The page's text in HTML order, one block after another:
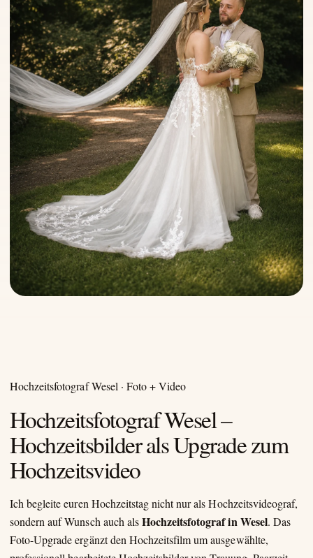
Hochzeitsfotograf Wesel · Foto + Video
Hochzeitsfotograf Wesel –
Hochzeitsbilder als Upgrade zum
Hochzeitsvideo
Ich begleite euren Hochzeitstag nicht nur als Hochzeitsvideograf,
sondern auf Wunsch auch alsHochzeitsfotograf in Wesel. Das
Foto-Upgrade ergänzt den Hochzeitsfilm um ausgewählte,